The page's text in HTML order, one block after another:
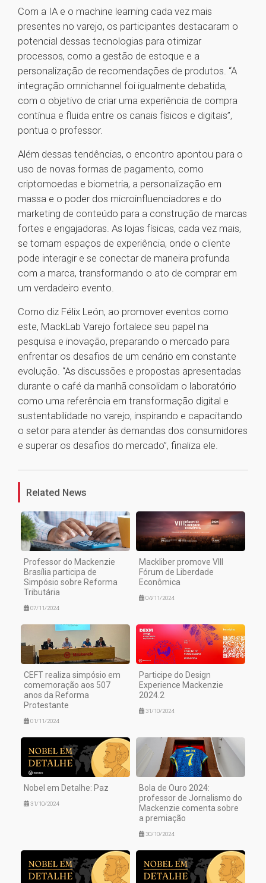
Com a IA e o machine learning cada vez mais
presentes no varejo, os participantes destacaram o
potencial dessas tecnologias para otimizar
processos, como a gestão de estoque e a
personalização de recomendações de produtos. “A
integração omnichannel foi igualmente debatida,
com o objetivo de criar uma experiência de compra
contínua e fluida entre os canais físicos e digitais”,
pontua o professor.
Além dessas tendências, o encontro apontou para o
uso de novas formas de pagamento, como
criptomoedas e biometria, a personalização em
massa e o poder dos microinfluenciadores e do
marketing de conteúdo para a construção de marcas
fortes e engajadoras. As lojas físicas, cada vez mais,
se tornam espaços de experiência, onde o cliente
pode interagir e se conectar de maneira profunda
com a marca, transformando o ato de comprar em
um verdadeiro evento.
Como diz Félix León, ao promover eventos como
este, MackLab Varejo fortalece seu papel na
pesquisa e inovação, preparando o mercado para
enfrentar os desafios de um cenário em constante
evolução. “As discussões e propostas apresentadas
durante o café da manhã consolidam o laboratório
como uma referência em transformação digital e
sustentabilidade no varejo, inspirando e capacitando
o setor para atender às demandas dos consumidores
e superar os desafios do mercado”, finaliza ele.
1
Related News
Professor do Mackenzie
Brasília participa de
Simpósio sobre Reforma
Tributária
07/11/2024
Mackliber promove VIII
Fórum de Liberdade
Econômica
04/11/2024
CEFT realiza simpósio em
comemoração aos 507
anos da Reforma
Protestante
01/11/2024
Participe do Design
Experience Mackenzie
2024.2
31/10/2024
Nobel em Detalhe: Paz
31/10/2024
Bola de Ouro 2024:
professor de Jornalismo do
Mackenzie comenta sobre
a premiação
30/10/2024